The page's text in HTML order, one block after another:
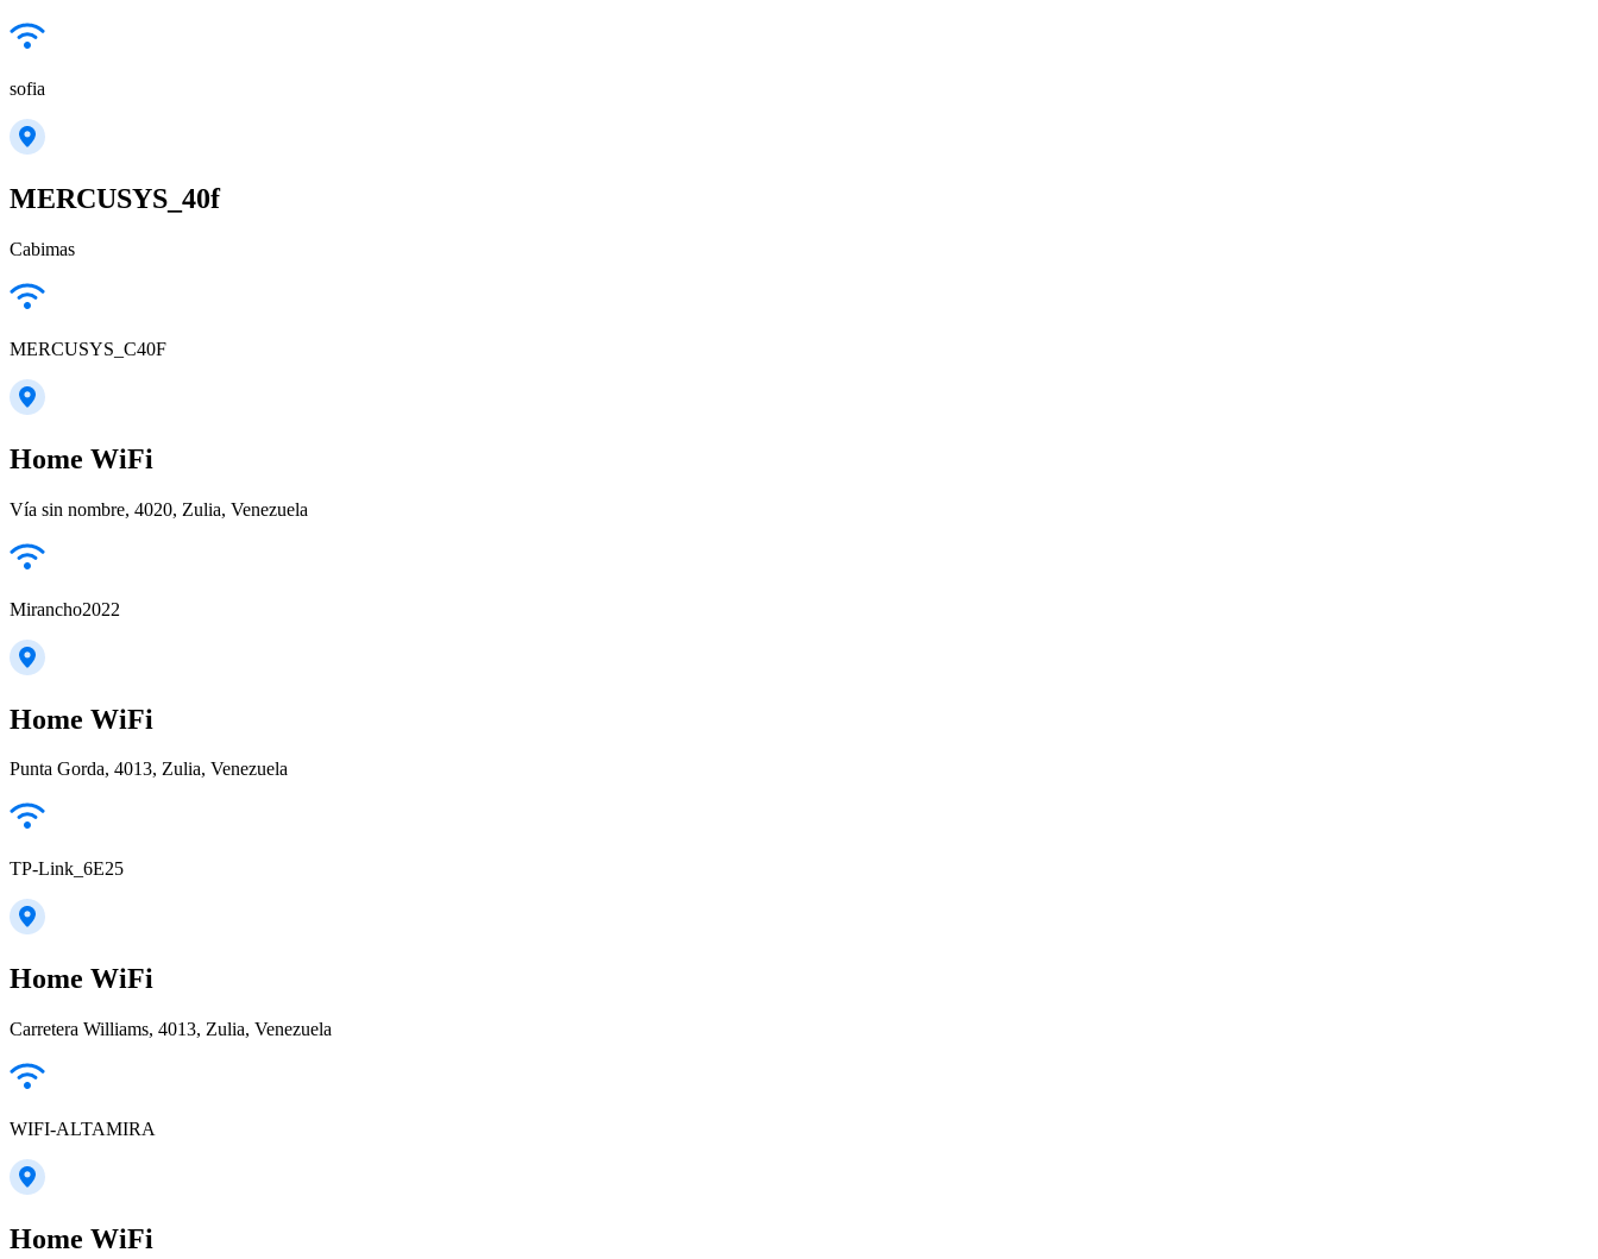
sofia
MERCUSYS_40f
Cabimas
MERCUSYS_C40F
Home WiFi
Vía sin nombre, 4020, Zulia, Venezuela
Mirancho2022
Home WiFi
Punta Gorda, 4013, Zulia, Venezuela
TP-Link_6E25
Home WiFi
Carretera Williams, 4013, Zulia, Venezuela
WIFI-ALTAMIRA
Home WiFi